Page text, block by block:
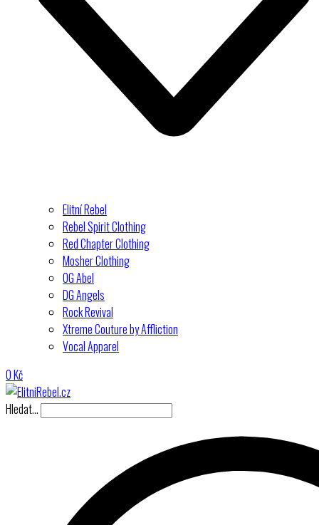
Elitní Rebel
Rebel Spirit Clothing
Red Chapter Clothing
Mosher Clothing
OG Abel
DG Angels
Rock Revival
Xtreme Couture by Affliction
Vocal Apparel
0Kč
Hledat…